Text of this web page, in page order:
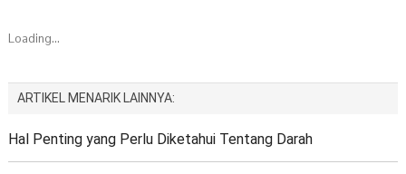
Loading...
ARTIKEL MENARIK LAINNYA:
Hal Penting yang Perlu Diketahui Tentang Darah